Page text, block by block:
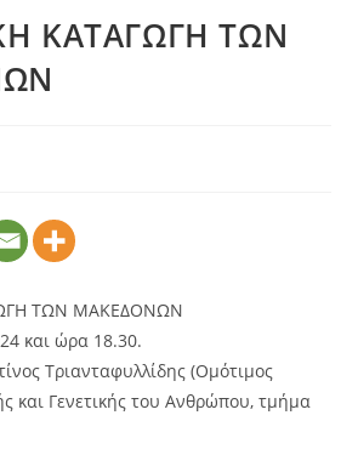
ΚΑΤΑΓΩΓΗ ΤΩΝ
ΤΩΝ ΜΑΚΕΔΟΝΩΝ
και ώρα 18.30.
Τριανταφυλλίδης (Ομότιμος
και Γενετικής του Ανθρώπου, τμήμα